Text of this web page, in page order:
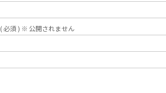
必須 ) ※ 公開されません